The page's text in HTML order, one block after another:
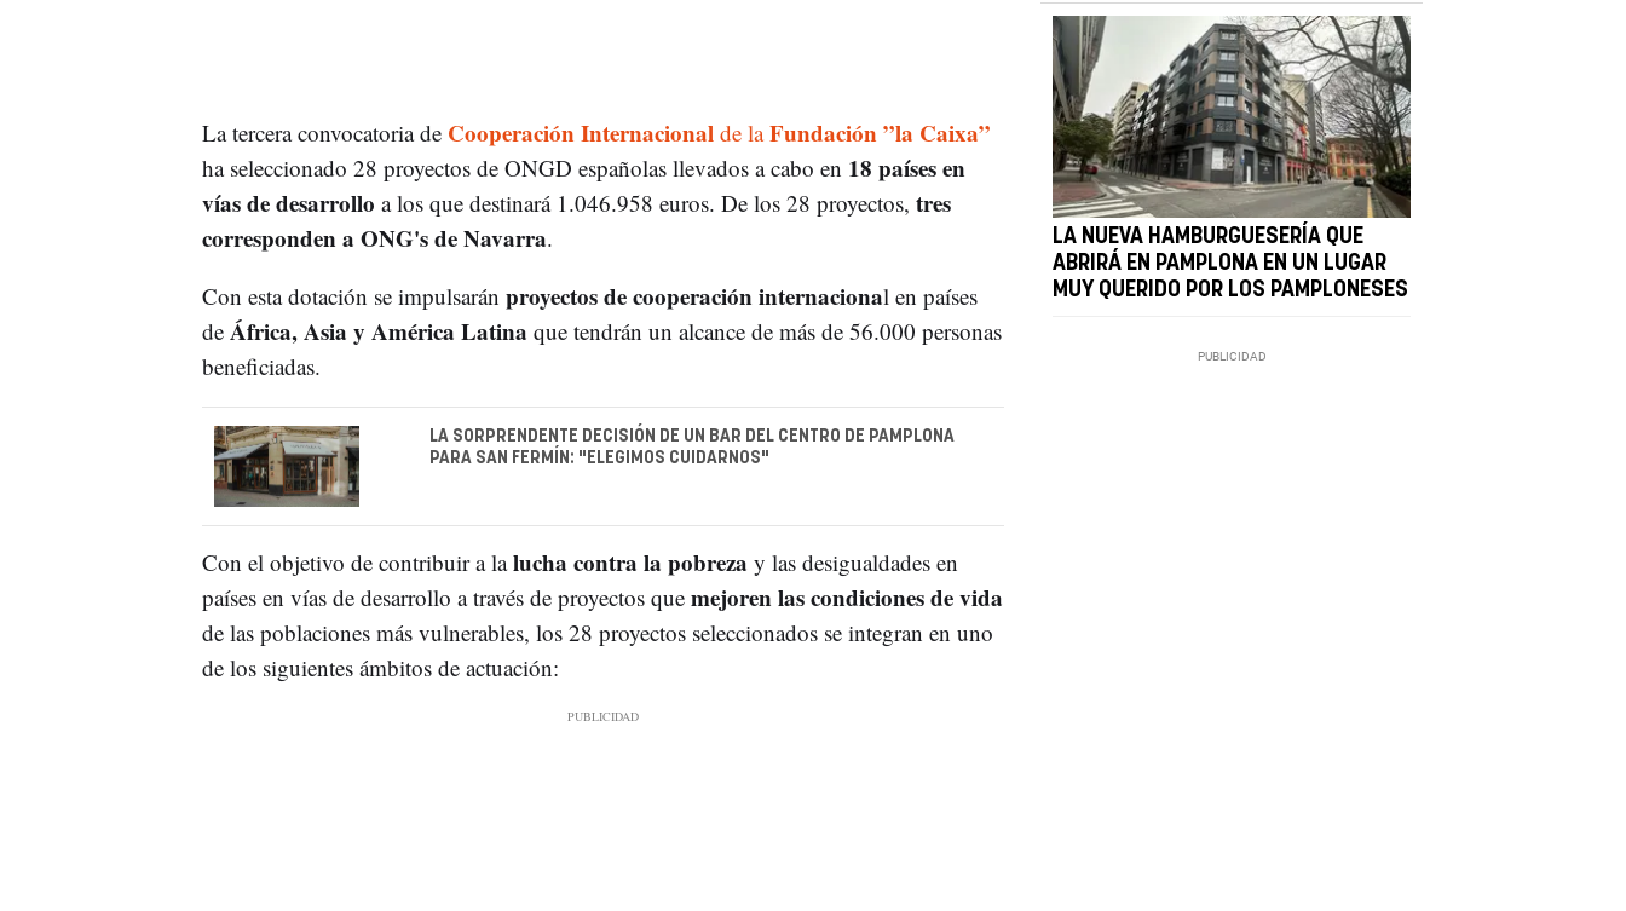
La tercera convocatoria de Cooperación Internacional de laFundación ”la Caixa”
ha seleccionado 28 proyectos de ONGD españolas llevados a cabo en 18 países en
vías de desarrollo a los que destinará 1.046.958 euros. De los 28 proyectos, tres
corresponden a ONG's de Navarra.
Con esta dotación se impulsarán proyectos de cooperación internacional en países
de África, Asia y América Latina que tendrán un alcance de más de 56.000 personas
beneficiadas.
LA SORPRENDENTE DECISIÓN DE UN BAR DEL CENTRO DE PAMPLONA
PARA SAN FERMÍN: "ELEGIMOS CUIDARNOS"
Con el objetivo de contribuir a lalucha contra la pobreza y las desigualdades en
países en vías de desarrollo a través de proyectos quemejoren las condiciones de vida
de las poblaciones más vulnerables, los 28 proyectos seleccionados se integran en uno
de los siguientes ámbitos de actuación:
LA NUEVA HAMBURGUESERÍA QUE
ABRIRÁ EN PAMPLONA EN UN LUGAR
MUY QUERIDO POR LOS PAMPLONESES